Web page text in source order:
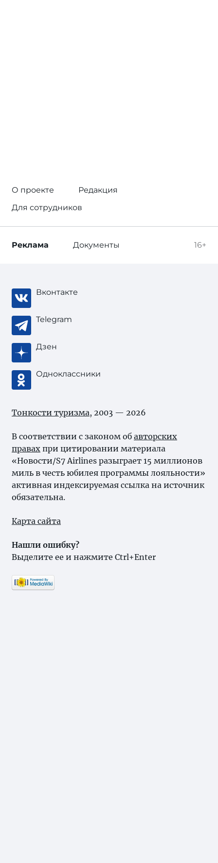
О проекте
Редакция
Для сотрудников
16+
Реклама Документы
Вконтакте
Telegram
Дзен
Одноклассники
Тонкости туризма, 2003 — 2026
В соответствии с законом об авторских
правах при цитировании материала
«Новости/S7 Airlines разыграет 15 миллионов
миль в честь юбилея программы лояльности»
активная индексируемая ссылка на источник
обязательна.
Карта сайта
Нашли ошибку?
Выделите ее и нажмите Ctrl+Enter